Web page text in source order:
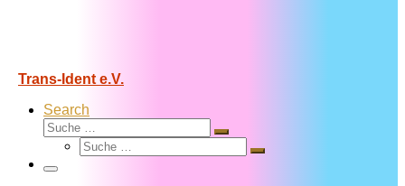
Trans-Ident e.V.
Search
Suche
Suche
Suche
Suche
Menü